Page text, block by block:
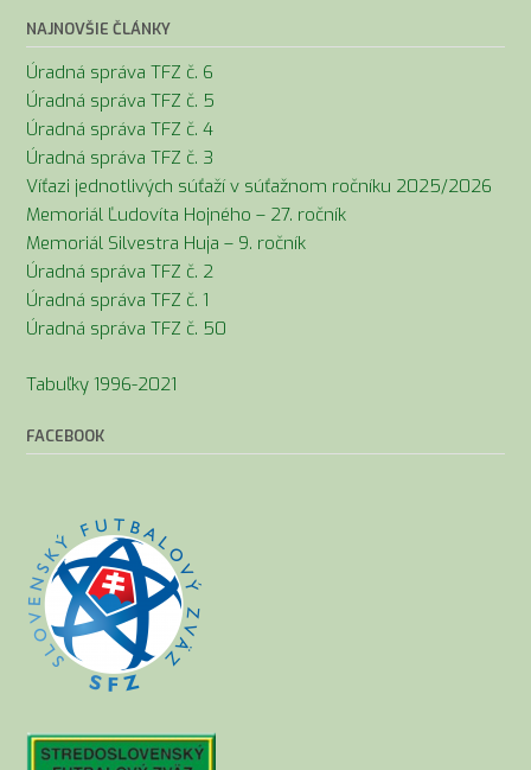
NAJNOVŠIE ČLÁNKY
Úradná správa TFZ č. 6
Úradná správa TFZ č. 5
Úradná správa TFZ č. 4
Úradná správa TFZ č. 3
Víťazi jednotlivých súťaží v súťažnom ročníku 2025/2026
Memoriál Ľudovíta Hojného – 27. ročník
Memoriál Silvestra Huja – 9. ročník
Úradná správa TFZ č. 2
Úradná správa TFZ č. 1
Úradná správa TFZ č. 50
Tabuľky 1996-2021
FACEBOOK